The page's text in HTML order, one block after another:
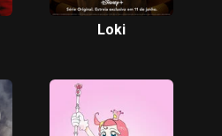
Loki